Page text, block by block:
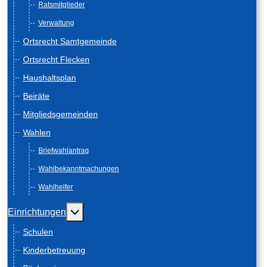
Ratsmitglieder
Verwaltung
Ortsrecht Samtgemeinde
Ortsrecht Flecken
Haushaltsplan
Beiräte
Mitgliedsgemeinden
Wahlen
Briefwahlantrag
Wahlbekanntmachungen
Wahlhelfer
Einrichtungen Weitere Informationen: Einrichtungen
Schulen
Kinderbetreuung